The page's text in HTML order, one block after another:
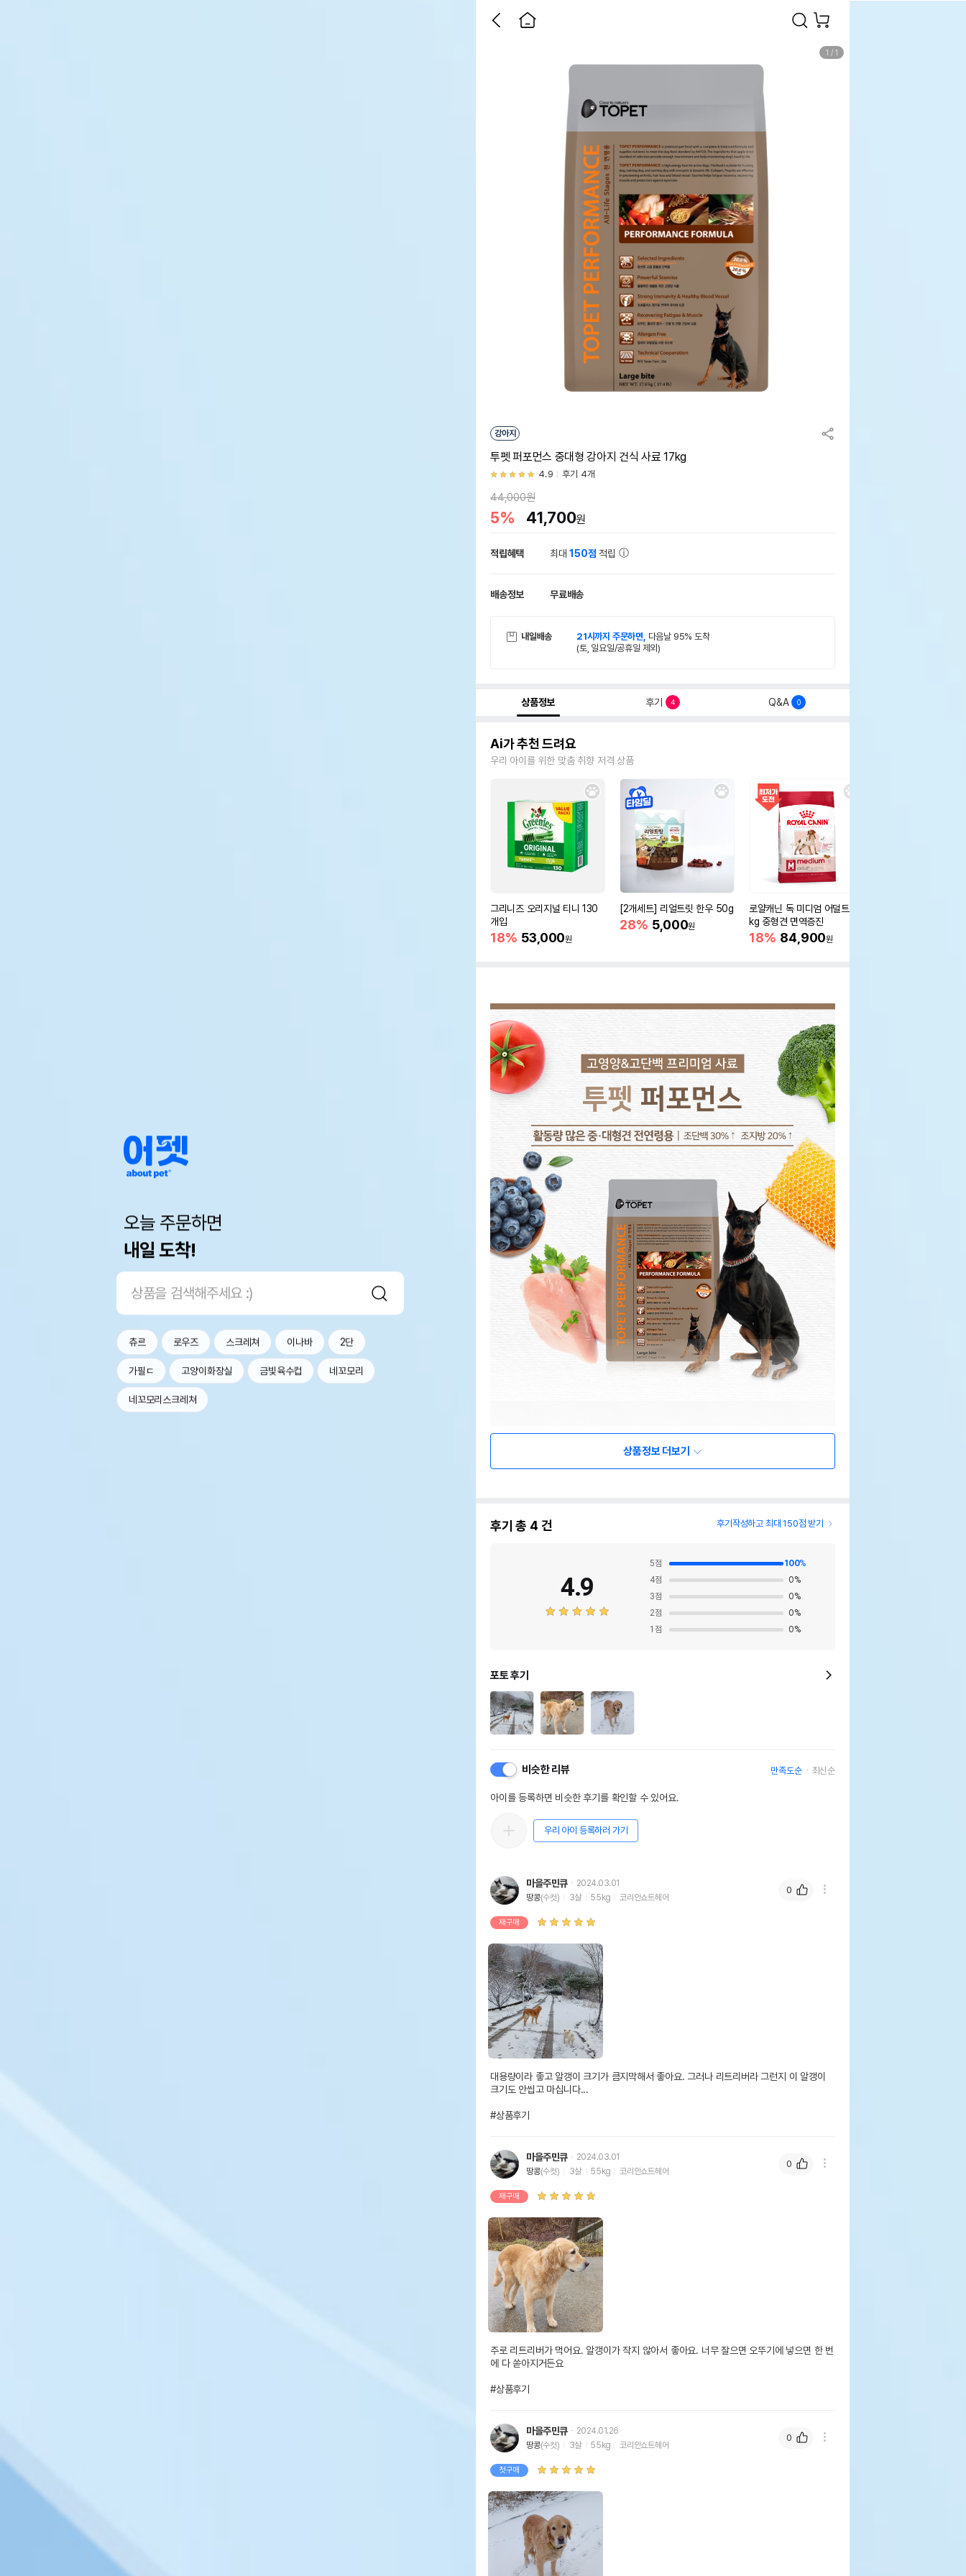
오늘 주문하면
내일 도착!
츄르 로우즈 스크레쳐 이나바 2단
가필ㄷ 고양이화장실 금빛육수컵 네꼬모리
네꼬모리스크레쳐
1 / 1
강아지
투펫 퍼포먼스 중대형 강아지 건식 사료 17kg
4.9 후기 4개
44,000원
5% 41,700원
적립혜택 최대150점 적립
배송정보 무료배송
내일배송 21시까지 주문하면, 다음날 95% 도착
(토, 일요일/공휴일 제외)
상품정보 후기 4 Q&A 0
Ai가 추천 드려요
우리 아이를 위한 맞춤 취향 저격 상품
그리니즈 오리지널 티니 130
개입
18% 53,000원
[2개세트] 리얼트릿 한우 50g
28% 5,000원
로얄캐닌 독 미디엄 어덜트 10
kg 중형견 면역증진
18% 84,900원
상품정보 더보기
후기 총 4 건 후기작성하고 최대 150점 받기
4.9
5점 100%
4점 0%
3점 0%
2점 0%
1 점 0%
포토 후기
비슷한 리뷰 만족도순 최신순
아이를 등록하면 비슷한 후기를 확인할 수 있어요.
우리 아이 등록하러 가기
마을주민큐
2024.03.01
땅콩(수컷) 3살 55kg 코리안쇼트헤어
재구매
대용량이라 좋고 알갱이 크기가 큼지막해서 좋아요. 그러나 리트리버라 그런지 이 알갱이
크기도 안씹고 마십니다...
#상품후기
0
마을주민큐
2024.03.01
땅콩(수컷) 3살 55kg 코리안쇼트헤어
재구매
주로 리트리버가 먹어요. 알갱이가 작지 않아서 좋아요. 너무 잘으면 오뚜기에 넣으면 한 번
에 다 쏟아지거든요
#상품후기
0
마을주민큐
2024.01.26
땅콩(수컷) 3살 55kg 코리안쇼트헤어
첫구매
0